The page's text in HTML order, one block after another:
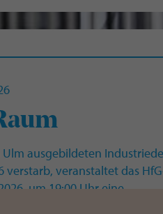
ausgebildeten
verstarb, veranstaltet das
um 19:00 Uhr eine